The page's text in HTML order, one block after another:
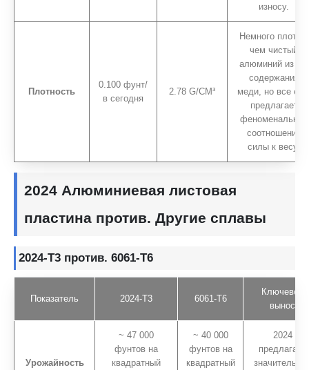
износу.
Плотность
0.100 фунт/
в сегодня
2.78 G/CM³
Немного плотно,
чем чистый
алюминий из -за
содержания
меди, но все
предлагает
феноменальное
соотношение
силы к весу.
2024 Алюминиевая листовая
пластина против. Другие сплавы
2024-T3 против. 6061-T6
Показатель 2024-T3 6061-T6
Ключевой
вынос
Урожайность
~ 47 000
фунтов на
квадратный
~ 40 000
фунтов на
квадратный
2024
предлагает